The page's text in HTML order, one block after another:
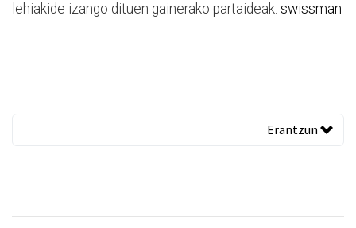
lehiakide izango dituen gainerako partaideak: swissman
Erantzun